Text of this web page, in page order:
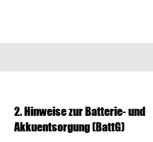
2. Hinweise zur Batterie- und
Akkuentsorgung (BattG)